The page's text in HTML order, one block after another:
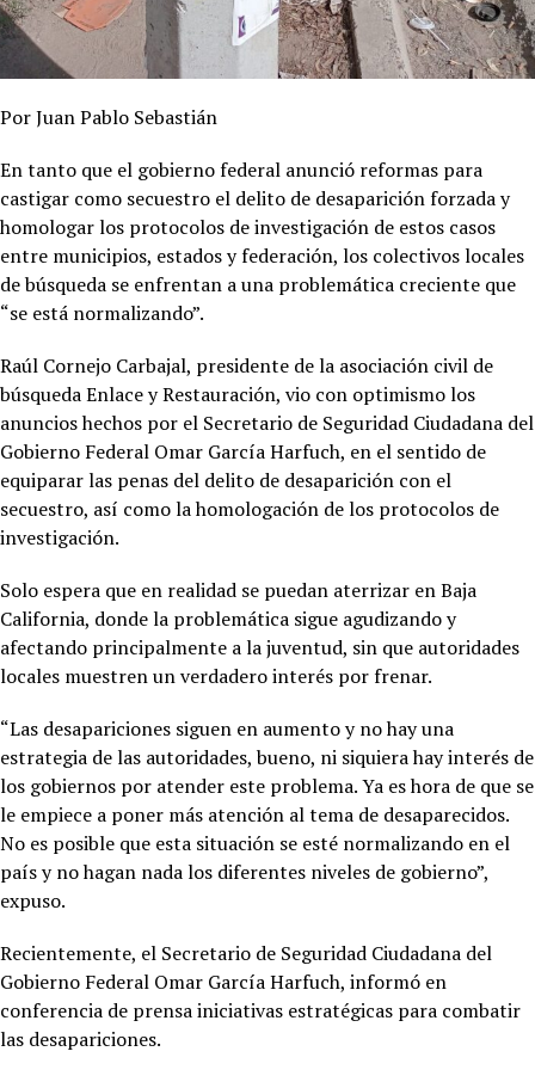
Por Juan Pablo Sebastián
En tanto que el gobierno federal anunció reformas para
castigar como secuestro el delito de desaparición forzada y
homologar los protocolos de investigación de estos casos
entre municipios, estados y federación, los colectivos locales
de búsqueda se enfrentan a una problemática creciente que
“se está normalizando”.
Raúl Cornejo Carbajal, presidente de la asociación civil de
búsqueda Enlace y Restauración, vio con optimismo los
anuncios hechos por el Secretario de Seguridad Ciudadana del
Gobierno Federal Omar García Harfuch, en el sentido de
equiparar las penas del delito de desaparición con el
secuestro, así como la homologación de los protocolos de
investigación.
Solo espera que en realidad se puedan aterrizar en Baja
California, donde la problemática sigue agudizando y
afectando principalmente a la juventud, sin que autoridades
locales muestren un verdadero interés por frenar.
“Las desapariciones siguen en aumento y no hay una
estrategia de las autoridades, bueno, ni siquiera hay interés de
los gobiernos por atender este problema. Ya es hora de que se
le empiece a poner más atención al tema de desaparecidos.
No es posible que esta situación se esté normalizando en el
país y no hagan nada los diferentes niveles de gobierno”,
expuso.
Recientemente, el Secretario de Seguridad Ciudadana del
Gobierno Federal Omar García Harfuch, informó en
conferencia de prensa iniciativas estratégicas para combatir
las desapariciones.